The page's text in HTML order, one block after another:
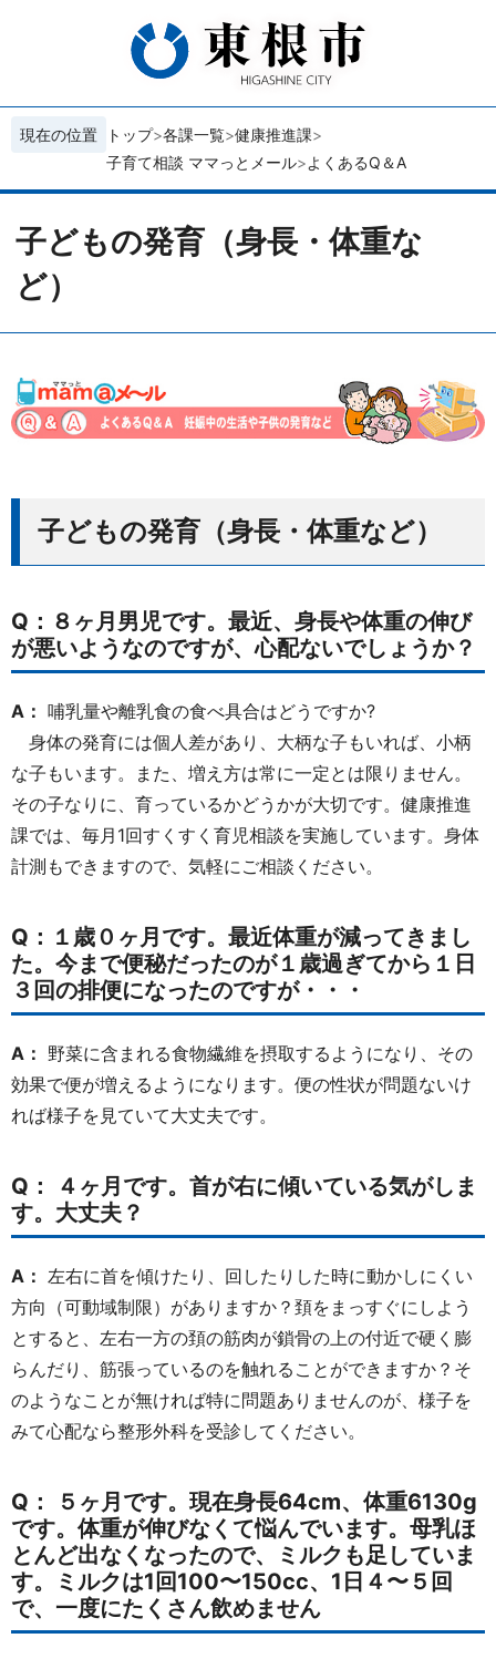
現在の位置 トップ 各課一覧 健康推進課
子育て相談 ママっとメール
よくあるQ＆A
子どもの発育（身長・体重な
ど）
子どもの発育（身長・体重など）
Q：８ヶ月男児です。最近、身長や体重の伸び
が悪いようなのですが、心配ないでしょうか？
A： 哺乳量や離乳食の食べ具合はどうですか?
身体の発育には個人差があり、大柄な子もいれば、小柄
な子もいます。また、増え方は常に一定とは限りません。
その子なりに、育っているかどうかが大切です。健康推進
課では、毎月1回すくすく育児相談を実施しています。身体
計測もできますので、気軽にご相談ください。
Q：１歳０ヶ月です。最近体重が減ってきまし
た。今まで便秘だったのが１歳過ぎてから１日
３回の排便になったのですが・・・
A： 野菜に含まれる食物繊維を摂取するようになり、その
効果で便が増えるようになります。便の性状が問題ないけ
れば様子を見ていて大丈夫です。
Q： ４ヶ月です。首が右に傾いている気がしま
す。大丈夫？
A： 左右に首を傾けたり、回したりした時に動かしにくい
方向（可動域制限）がありますか？頚をまっすぐにしよう
とすると、左右一方の頚の筋肉が鎖骨の上の付近で硬く膨
らんだり、筋張っているのを触れることができますか？そ
のようなことが無ければ特に問題ありませんのが、様子を
みて心配なら整形外科を受診してください。
Q： ５ヶ月です。現在身長64cm、体重6130g
です。体重が伸びなくて悩んでいます。母乳ほ
とんど出なくなったので、ミルクも足していま
す。ミルクは1回100〜150cc、1日４〜５回
で、一度にたくさん飲めません